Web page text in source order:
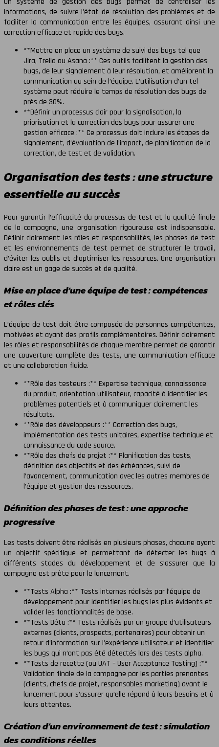
informations, de suivre l’état de résolution des problèmes et de
faciliter la communication entre les équipes, assurant ainsi une
correction efficace et rapide des bugs.
**Mettre en place un système de suivi des bugs tel que
Jira, Trello ou Asana :** Ces outils facilitent la gestion des
bugs, de leur signalement à leur résolution, et améliorent la
communication au sein de l’équipe. L’utilisation d’un tel
système peut réduire le temps de résolution des bugs de
près de 30%.
**Définir un processus clair pour la signalisation, la
priorisation et la correction des bugs pour assurer une
gestion efficace :** Ce processus doit inclure les étapes de
signalement, d’évaluation de l’impact, de planification de la
correction, de test et de validation.
Organisation des tests : une structure
essentielle au succès
Pour garantir l’efficacité du processus de test et la qualité finale
de la campagne, une organisation rigoureuse est indispensable.
Définir clairement les rôles et responsabilités, les phases de test
et les environnements de test permet de structurer le travail,
d’éviter les oublis et d’optimiser les ressources. Une organisation
claire est un gage de succès et de qualité.
Mise en place d’une équipe de test : compétences
et rôles clés
L’équipe de test doit être composée de personnes compétentes,
motivées et ayant des profils complémentaires. Définir clairement
les rôles et responsabilités de chaque membre permet de garantir
une couverture complète des tests, une communication efficace
et une collaboration fluide.
**Rôle des testeurs :** Expertise technique, connaissance
du produit, orientation utilisateur, capacité à identifier les
problèmes potentiels et à communiquer clairement les
résultats.
**Rôle des développeurs :** Correction des bugs,
implémentation des tests unitaires, expertise technique et
connaissance du code source.
**Rôle des chefs de projet :** Planification des tests,
définition des objectifs et des échéances, suivi de
l’avancement, communication avec les autres membres de
l’équipe et gestion des ressources.
Définition des phases de test : une approche
progressive
Les tests doivent être réalisés en plusieurs phases, chacune ayant
un objectif spécifique et permettant de détecter les bugs à
différents stades du développement et de s’assurer que la
campagne est prête pour le lancement.
**Tests Alpha :** Tests internes réalisés par l’équipe de
développement pour identifier les bugs les plus évidents et
valider les fonctionnalités de base.
**Tests Bêta :** Tests réalisés par un groupe d’utilisateurs
externes (clients, prospects, partenaires) pour obtenir un
retour d’information sur l’expérience utilisateur et identifier
les bugs qui n’ont pas été détectés lors des tests alpha.
**Tests de recette (ou UAT – User Acceptance Testing) :**
Validation finale de la campagne par les parties prenantes
(clients, chefs de projet, responsables marketing) avant le
lancement pour s’assurer qu’elle répond à leurs besoins et à
leurs attentes.
Création d’un environnement de test : simulation
des conditions réelles